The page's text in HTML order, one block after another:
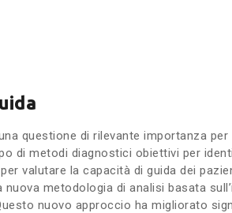
questione di rilevante importanza
di metodi diagnostici obiettivi per
valutare la capacità di guida dei
metodologia di analisi basata
nuovo approccio ha migliorato